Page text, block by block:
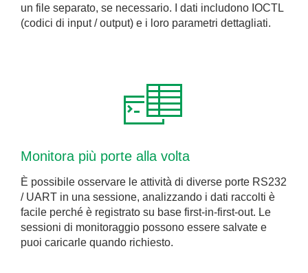
un file separato, se necessario. I dati includono IOCTL
(codici di input / output) e i loro parametri dettagliati.
Monitora più porte alla volta
È possibile osservare le attività di diverse porte RS232
/ UART in una sessione, analizzando i dati raccolti è
facile perché è registrato su base first-in-first-out. Le
sessioni di monitoraggio possono essere salvate e
puoi caricarle quando richiesto.